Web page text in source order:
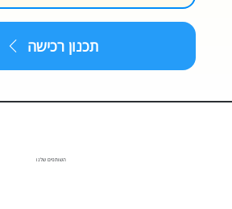
תכנון רכישה
השותפים שלנו